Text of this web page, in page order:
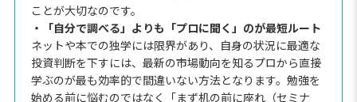
ことが大切なのです。
・「自分で調べる」よりも「プロに聞く」のが最短ルート
ネットや本での独学には限界があり、自身の状況に最適な
投資判断を下すには、最新の市場動向を知るプロから直接
学ぶのが最も効率的で間違いない方法となります。勉強を
始める前に悩むのではなく「まず机の前に座れ（セミナ